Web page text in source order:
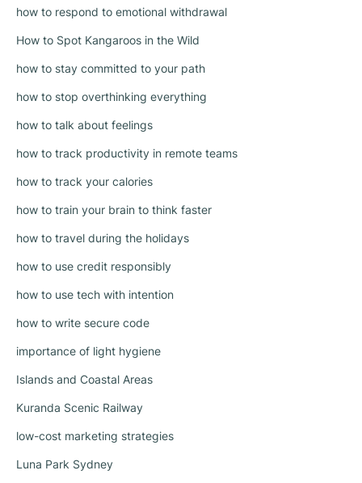
how to respond to emotional withdrawal
How to Spot Kangaroos in the Wild
how to stay committed to your path
how to stop overthinking everything
how to talk about feelings
how to track productivity in remote teams
how to track your calories
how to train your brain to think faster
how to travel during the holidays
how to use credit responsibly
how to use tech with intention
how to write secure code
importance of light hygiene
Islands and Coastal Areas
Kuranda Scenic Railway
low-cost marketing strategies
Luna Park Sydney